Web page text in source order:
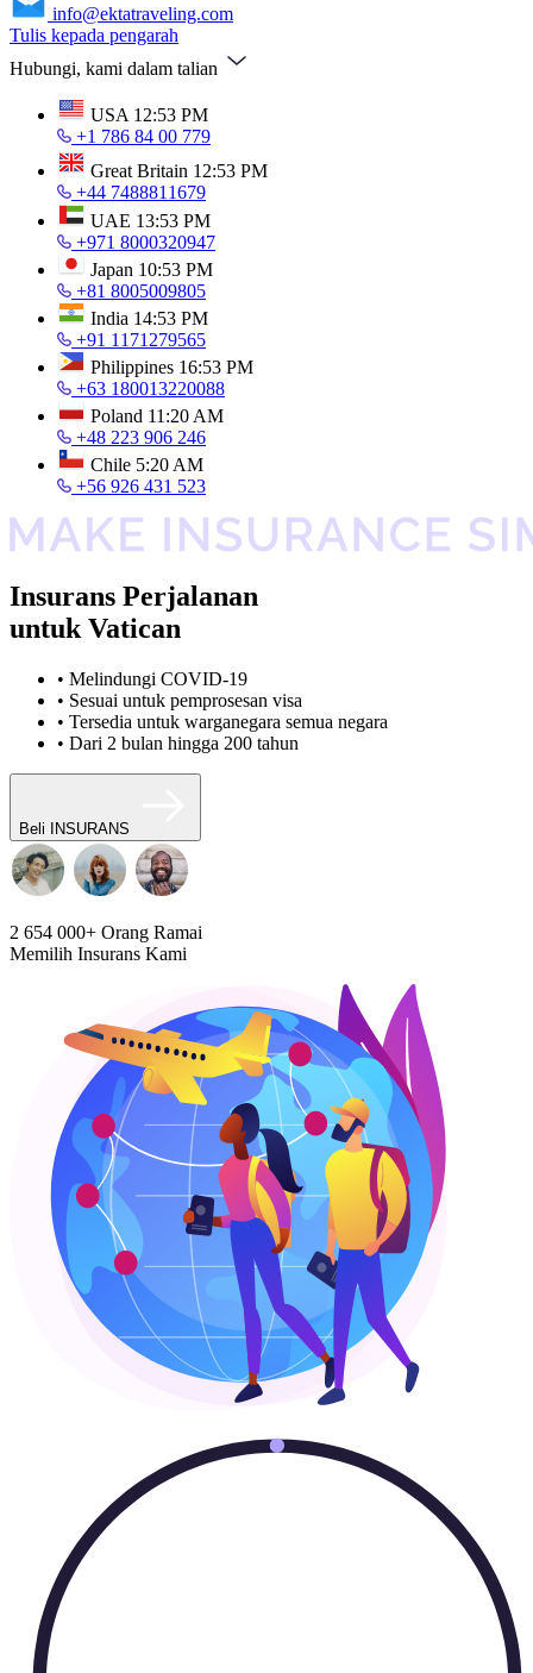
info@ektatraveling.com
Tulis kepada pengarah
Hubungi, kami dalam talian
USA 12:53 PM
+1 786 84 00 779
Great Britain 12:53 PM
+44 7488811679
UAE 13:53 PM
+971 8000320947
Japan 10:53 PM
+81 8005009805
India 14:53 PM
+91 1171279565
Philippines 16:53 PM
+63 180013220088
Poland 11:20 AM
+48 223 906 246
Chile 5:20 AM
+56 926 431 523
Insurans Perjalanan
untuk Vatican
• Melindungi COVID-19
• Sesuai untuk pemprosesan visa
• Tersedia untuk warganegara semua negara
• Dari 2 bulan hingga 200 tahun
Beli INSURANS
2 654 000+ Orang Ramai
Memilih Insurans Kami